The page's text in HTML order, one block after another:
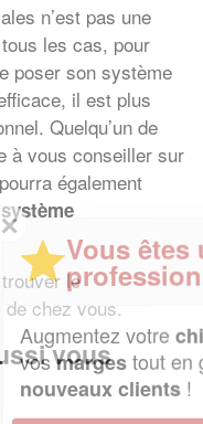
n’est pas une
les cas, pour
poser son système
il est plus
Quelqu’un de
à vous conseiller sur
également
système
le
chez vous.
vous
un
?
chiffre d'affaireset
gagnant de